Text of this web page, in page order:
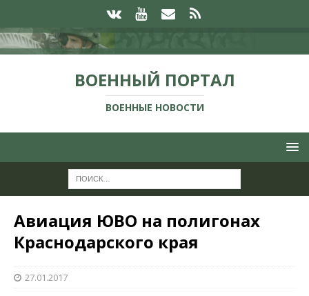
ВОЕННЫЙ ПОРТАЛ
ВОЕННЫЕ НОВОСТИ
Авиация ЮВО на полигонах
Краснодарского края
27.01.2017